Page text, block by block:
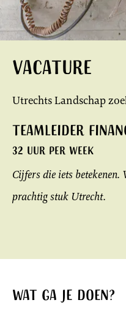
Vacature
Utrechts Landschap
Teamleider
32 uur per week
Cijfers die iets betekenen.
prachtig stuk Utrecht.
Wat ga je doen?